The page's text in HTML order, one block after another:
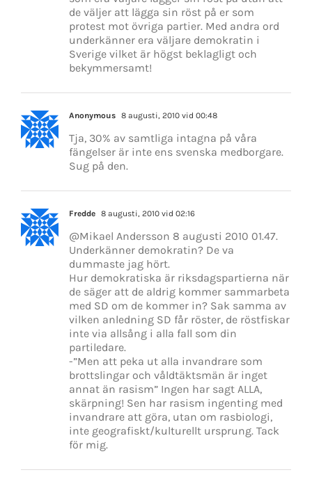
de väljer att lägga sin röst på er som
protest mot övriga partier. Med andra ord
underkänner era väljare demokratin i
Sverige vilket är högst beklagligt och
bekymmersamt!
Anonymous 8 augusti, 2010 vid 00:48
Tja, 30% av samtliga intagna på våra
fängelser är inte ens svenska medborgare.
Sug på den.
Fredde 8 augusti, 2010 vid 02:16
@Mikael Andersson 8 augusti 2010 01.47.
Underkänner demokratin? De va
dummaste jag hört.
Hur demokratiska är riksdagspartierna när
de säger att de aldrig kommer sammarbeta
med SD om de kommer in? Sak samma av
vilken anledning SD får röster, de röstfiskar
inte via allsång i alla fall som din
partiledare.
-”Men att peka ut alla invandrare som
brottslingar och våldtäktsmän är inget
annat än rasism” Ingen har sagt ALLA,
skärpning! Sen har rasism ingenting med
invandrare att göra, utan om rasbiologi,
inte geografiskt/kulturellt ursprung. Tack
för mig.